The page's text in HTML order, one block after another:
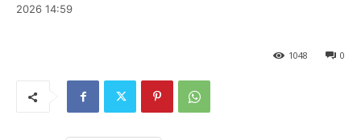
2026 14:59
0
1048